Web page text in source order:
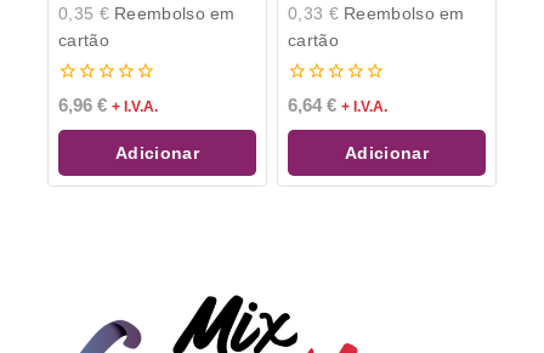
0,35 €Reembolso em
cartão
0
de
5
6,96 € + I.V.A.
Adicionar
0,33 €Reembolso em
cartão
0
de
5
6,64€ + I.V.A.
Adicionar